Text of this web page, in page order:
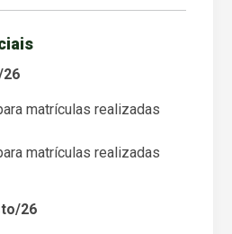
matrículas realizadas
matrículas realizadas
26